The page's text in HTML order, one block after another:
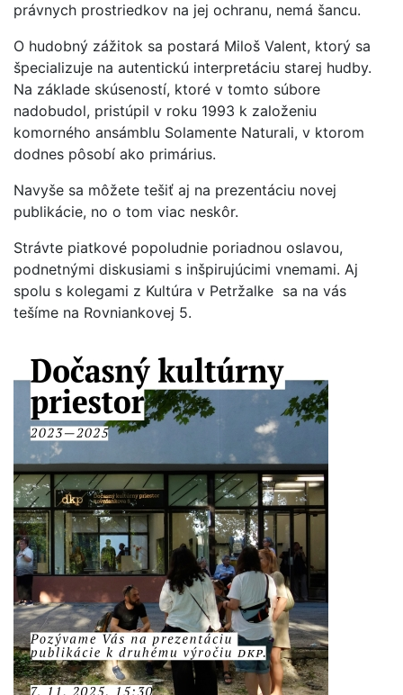
právnych prostriedkov na jej ochranu, nemá šancu.
O hudobný zážitok sa postará Miloš Valent, ktorý sa
špecializuje na autentickú interpretáciu starej hudby.
Na základe skúseností, ktoré v tomto súbore
nadobudol, pristúpil v roku 1993 k založeniu
komorného ansámblu Solamente Naturali, v ktorom
dodnes pôsobí ako primárius.
Navyše sa môžete tešiť aj na prezentáciu novej
publikácie, no o tom viac neskôr.
Strávte piatkové popoludnie poriadnou oslavou,
podnetnými diskusiami s inšpirujúcimi vnemami. Aj
spolu s kolegami z Kultúra v Petržalke sa na vás
tešíme na Rovniankovej 5.